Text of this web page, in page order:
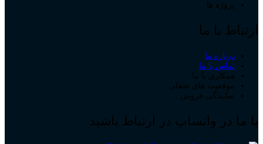
پروژه ها
ارتباط با ما
درباره ما
تماس با ما
همکاری با ما
موقعیت های شغلی
نمایندگی فروش
با ما در واتساپ در ارتباط باشید